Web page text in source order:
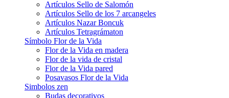
Artículos Sello de Salomón
Artículos Sello de los 7 arcangeles
Artículos Nazar Boncuk
Artículos Tetragrámaton
Símbolo Flor de la Vida
Flor de la Vida en madera
Flor de la vida de cristal
Flor de la Vida pared
Posavasos Flor de la Vida
Simbolos zen
Budas decorativos